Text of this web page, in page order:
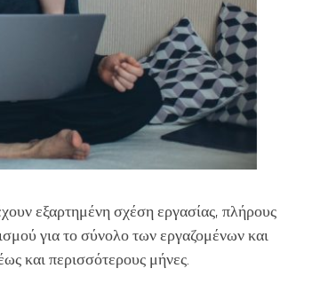
εξαρτημένη σχέση εργασίας, πλήρους
για το σύνολο των εργαζομένων και
και περισσότερους μήνες.